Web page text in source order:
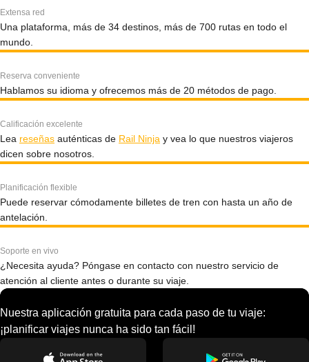
Extensa red
Una plataforma, más de 34 destinos, más de 700 rutas en todo el
mundo.
Reserva conveniente
Hablamos su idioma y ofrecemos más de 20 métodos de pago.
Calificación excelente
Lea reseñas auténticas de Rail Ninja y vea lo que nuestros viajeros
dicen sobre nosotros.
Planificación flexible
Puede reservar cómodamente billetes de tren con hasta un año de
antelación.
Soporte en vivo
¿Necesita ayuda? Póngase en contacto con nuestro servicio de
atención al cliente antes o durante su viaje.
Nuestra aplicación gratuita para cada paso de tu viaje:
¡planificar viajes nunca ha sido tan fácil!